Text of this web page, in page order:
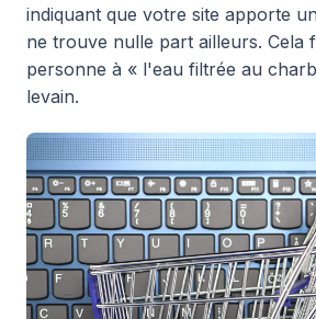
indiquant que votre site apporte
ne trouve nulle part ailleurs. Cela
personne à « l'eau filtrée au
levain.